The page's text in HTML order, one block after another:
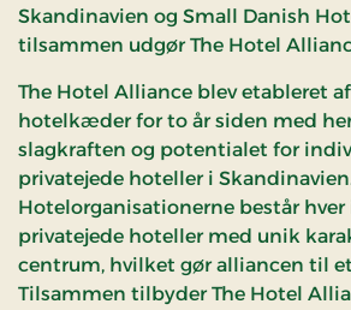
Skandinavien og Small Danish
tilsammen udgør The Hotel
The Hotel Alliance blev etableret
hotelkæder for to år siden med
slagkraften og potentialet for
privatejede hoteller i
Hotelorganisationerne består
privatejede hoteller med unik
centrum, hvilket gør alliancen til
Tilsammen tilbyder The Hotel